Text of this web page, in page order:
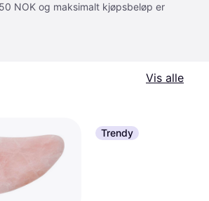
NOK og maksimalt kjøpsbeløp er
Vis alle
Trendy